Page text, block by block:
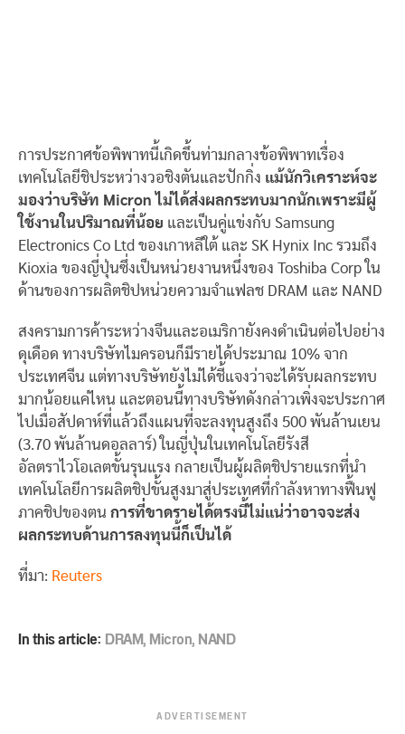
การประกาศข้อพิพาทนี้เกิดขึ้นท่ามกลางข้อพิพาทเรื่อง
เทคโนโลยีชิประหว่างวอชิงตันและปักกิ่ง แม้นักวิเคราะห์จะ
มองว่าบริษัท Micron ไม่ได้ส่งผลกระทบมากนักเพราะมีผู้
ใช้งานในปริมาณที่น้อย และเป็นคู่แข่งกับ Samsung
Electronics Co Ltd ของเกาหลีใต้ และ SK Hynix Inc รวมถึง
Kioxia ของญี่ปุ่นซึ่งเป็นหน่วยงานหนึ่งของ Toshiba Corp ใน
ด้านของการผลิตชิปหน่วยความจำแฟลช DRAM และ NAND
สงครามการค้าระหว่างจีนและอเมริกายังคงดำเนินต่อไปอย่าง
ดุเดือด ทางบริษัทไมครอนก็มีรายได้ประมาณ 10% จาก
ประเทศจีน แต่ทางบริษัทยังไม่ได้ชี้แจงว่าจะได้รับผลกระทบ
มากน้อยแค่ไหน และตอนนี้ทางบริษัทดังกล่าวเพิ่งจะประกาศ
ไปเมื่อสัปดาห์ที่แล้วถึงแผนที่จะลงทุนสูงถึง 500 พันล้านเยน
(3.70 พันล้านดอลลาร์) ในญี่ปุ่นในเทคโนโลยีรังสี
อัลตราไวโอเลตขั้นรุนแรง กลายเป็นผู้ผลิตชิปรายแรกที่นำ
เทคโนโลยีการผลิตชิปขั้นสูงมาสู่ประเทศที่กำลังหาทางฟื้นฟู
ภาคชิปของตน การที่ขาดรายได้ตรงนี้ไม่แน่ว่าอาจจะส่ง
ผลกระทบด้านการลงทุนนี้ก็เป็นได้
ที่มา: Reuters
In this article:DRAM,Micron,NAND
ADVERTISEMENT